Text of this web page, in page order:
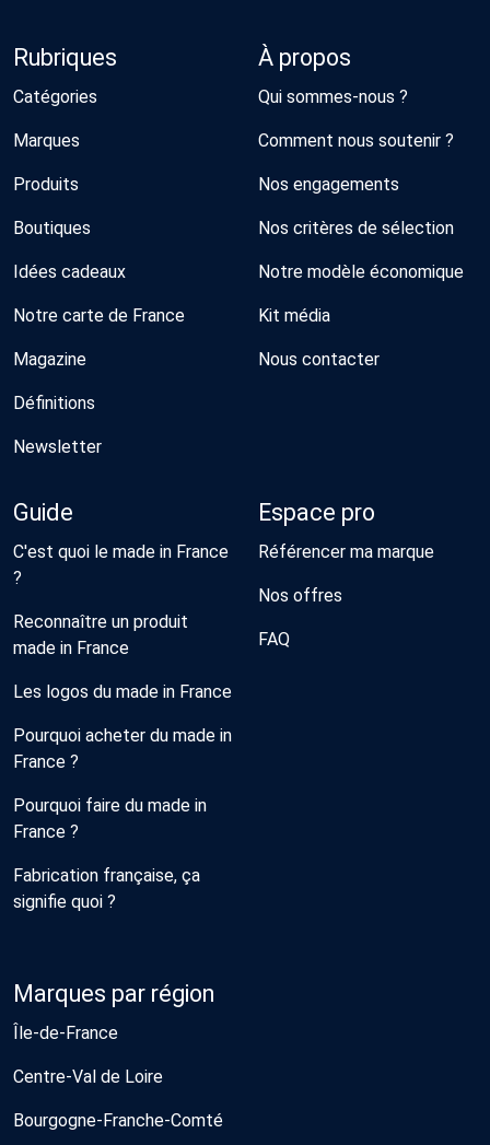
Rubriques
Catégories
Marques
Produits
Boutiques
Idées cadeaux
Notre carte de France
Magazine
Définitions
Newsletter
À propos
Qui sommes-nous ?
Comment nous soutenir ?
Nos engagements
Nos critères de sélection
Notre modèle économique
Kit média
Nous contacter
Guide
C'est quoi le made in France
?
Reconnaître un produit
made in France
Les logos du made in France
Pourquoi acheter du made in
France ?
Pourquoi faire du made in
France ?
Fabrication française, ça
signifie quoi ?
Espace pro
Référencer ma marque
Nos offres
FAQ
Marques par région
Île-de-France
Centre-Val de Loire
Bourgogne-Franche-Comté